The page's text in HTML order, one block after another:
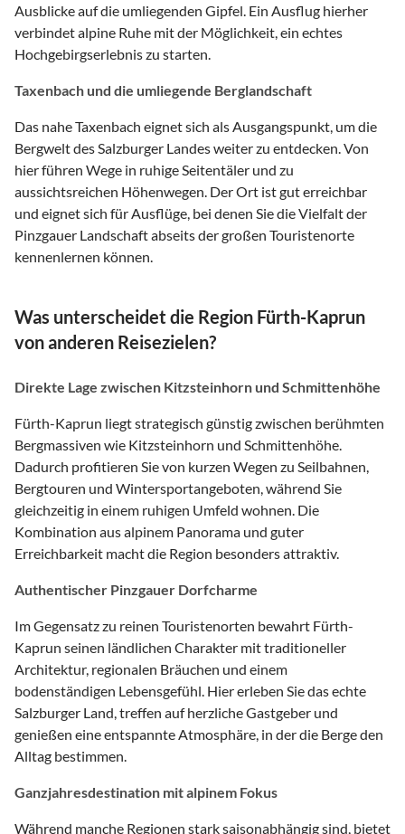
Ausblicke auf die umliegenden Gipfel. Ein Ausflug hierher
verbindet alpine Ruhe mit der Möglichkeit, ein echtes
Hochgebirgserlebnis zu starten.
Taxenbach und die umliegende Berglandschaft
Das nahe Taxenbach eignet sich als Ausgangspunkt, um die
Bergwelt des Salzburger Landes weiter zu entdecken. Von
hier führen Wege in ruhige Seitentäler und zu
aussichtsreichen Höhenwegen. Der Ort ist gut erreichbar
und eignet sich für Ausflüge, bei denen Sie die Vielfalt der
Pinzgauer Landschaft abseits der großen Touristenorte
kennenlernen können.
Was unterscheidet die Region Fürth-Kaprun
von anderen Reisezielen?
Direkte Lage zwischen Kitzsteinhorn und Schmittenhöhe
Fürth-Kaprun liegt strategisch günstig zwischen berühmten
Bergmassiven wie Kitzsteinhorn und Schmittenhöhe.
Dadurch profitieren Sie von kurzen Wegen zu Seilbahnen,
Bergtouren und Wintersportangeboten, während Sie
gleichzeitig in einem ruhigen Umfeld wohnen. Die
Kombination aus alpinem Panorama und guter
Erreichbarkeit macht die Region besonders attraktiv.
Authentischer Pinzgauer Dorfcharme
Im Gegensatz zu reinen Touristenorten bewahrt Fürth-
Kaprun seinen ländlichen Charakter mit traditioneller
Architektur, regionalen Bräuchen und einem
bodenständigen Lebensgefühl. Hier erleben Sie das echte
Salzburger Land, treffen auf herzliche Gastgeber und
genießen eine entspannte Atmosphäre, in der die Berge den
Alltag bestimmen.
Ganzjahresdestination mit alpinem Fokus
Während manche Regionen stark saisonabhängig sind, bietet